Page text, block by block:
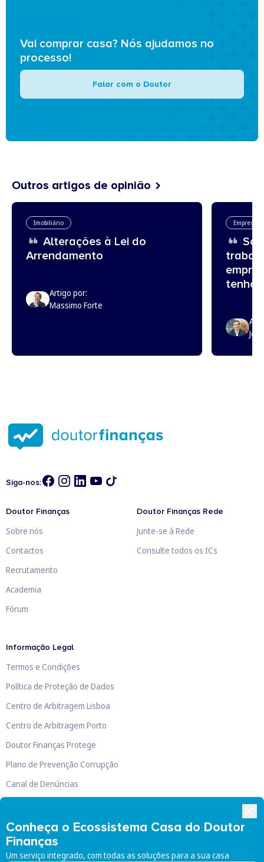
Vai comprar casa? Nós ajudamos no
processo!
Falar com o Doutor
Outros artigos de opinião
Imobiliário
Alterações à Lei do
Arrendamento
Artigo por:
Massimo Forte
Emprego
tenho?
Conheça o Ecossistema Casa do Doutor
Finanças
Um serviço integrado, com todas as soluções para a sua casa
Siga-nos:
Doutor Finanças
Sobre nós
Contactos
Recrutamento
Academia
Fórum
Doutor Finanças Rede
Junte-se à Rede
Consulte todos os ICs
Informação Legal
Termos e Condições
Política de Proteção de Dados
Centro de Arbitragem Lisboa
Centro de Arbitragem Porto
Doutor Finanças Protege
Plano de Prevenção Corrupção
Canal de Denúncias